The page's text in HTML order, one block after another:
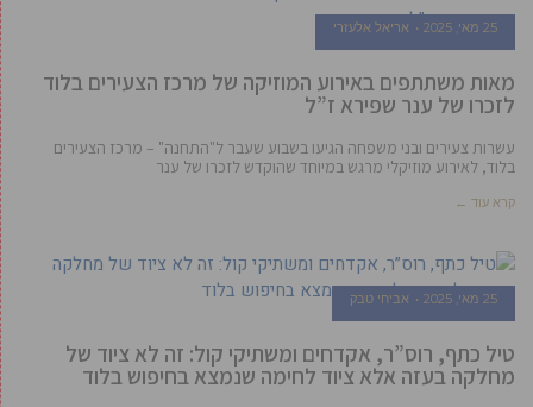
25 מאי, 2025 אריאל אלעזרי
מאות משתתפים באירוע המוזיקה של מרכז הצעירים בלוד
לזכרו של ענר שפירא ז”ל
עשרות צעירים ובני משפחה הגיעו בשבוע שעבר ל"התחנה" – מרכז הצעירים
בלוד, לאירוע מוזיקלי מרגש במיוחד שהוקדש לזכרו של ענר
קרא עוד ←
25 מאי, 2025 אביחי טבק
טיל כתף, רוס”ר, אקדחים ומשתיקי קול: זה לא ציוד של
מחלקה בעזה אלא ציוד לחימה שנמצא בחיפוש בלוד